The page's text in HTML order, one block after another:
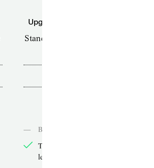
Upgrade für Printabonnenten
Standard (TdZ+) – Zeitschriften
—
Bücher online lesen
TdZ-Artikel seit 2013 online
lesen